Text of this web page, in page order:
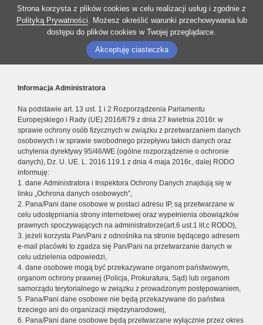
Strona korzysta z plików cookies w celu realizacji usług i zgodnie z
Polityką Prywatności. Możesz określić warunki przechowywania lub
dostępu do plików cookies w Twojej przeglądarce.
Akceptuję ciasteczka
Informacja Administratora
Na podstawie art. 13 ust. 1 i 2 Rozporządzenia Parlamentu
Europejskiego i Rady (UE) 2016/679 z dnia 27 kwietnia 2016r. w
sprawie ochrony osób fizycznych w związku z przetwarzaniem danych
osobowych i w sprawie swobodnego przepływu takich danych oraz
uchylenia dyrektywy 95/46/WE (ogólne rozporządzenie o ochronie
danych), Dz. U. UE. L. 2016.119.1 z dnia 4 maja 2016r., dalej RODO
informuję:
1. dane Administratora i Inspektora Ochrony Danych znajdują się w
linku „Ochrona danych osobowych”,
2. Pana/Pani dane osobowe w postaci adresu IP, są przetwarzane w
celu udostępniania strony internetowej oraz wypełnienia obowiązków
prawnych spoczywających na administratorze(art.6 ust.1 lit.c RODO),
3. jeżeli korzysta Pan/Pani z odnośnika na stronie będącego adresem
e-mail placówki to zgadza się Pan/Pani na przetwarzanie danych w
celu udzielenia odpowiedzi,
4. dane osobowe mogą być przekazywane organom państwowym,
organom ochrony prawnej (Policja, Prokuratura, Sąd) lub organom
samorządu terytorialnego w związku z prowadzonym postępowaniem,
5. Pana/Pani dane osobowe nie będą przekazywane do państwa
trzeciego ani do organizacji międzynarodowej,
6. Pana/Pani dane osobowe będą przetwarzane wyłącznie przez okres